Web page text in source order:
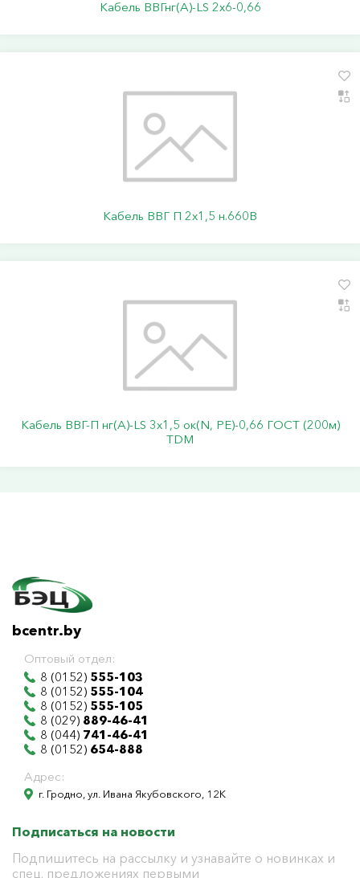
Кабель ВВГнг(А)-LS 2х6-0,66
Кабель ВВГ П 2х1,5 н.660В
Кабель ВВГ-П нг(А)-LS 3х1,5 ок(N, PE)-0,66 ГОСТ (200м)
TDM
bcentr.by
Оптовый отдел:
8 (0152) 555-103
8 (0152) 555-104
8 (0152) 555-105
8 (029) 889-46-41
8 (044) 741-46-41
8 (0152) 654-888
Адрес:
г. Гродно, ул. Ивана Якубовского, 12К
Подписаться на новости
Подпишитесь на рассылку и узнавайте о новинках и
спец. предложениях первыми